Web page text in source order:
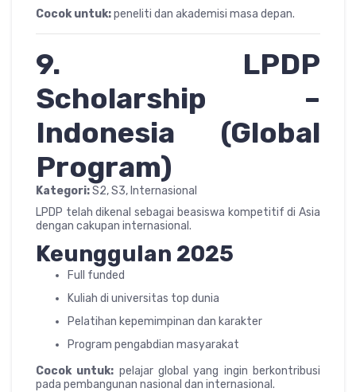
Cocok untuk:peneliti dan akademisi masa depan.
9. LPDP
Scholarship –
Indonesia (Global
Program)
Kategori:S2, S3, Internasional
LPDP telah dikenal sebagai beasiswa kompetitif di Asia
dengan cakupan internasional.
Keunggulan 2025
Full funded
Kuliah di universitas top dunia
Pelatihan kepemimpinan dan karakter
Program pengabdian masyarakat
Cocok untuk: pelajar global yang ingin berkontribusi
pada pembangunan nasional dan internasional.